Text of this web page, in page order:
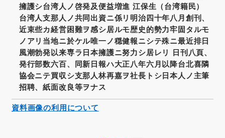
擁護シ台湾人ノ啓発及便益増進 江保生（台湾籍民）
台湾人支那人ノ共同出資ニ係リ明治四十年八月創刊、
近束些カ経営困難ヲ感シ居ルモ歴史的勢力牢固タルモ
ノアリ当地ニ於ケル唯一ノ穏健報ニシテ殊ニ最近排日
風潮勃発以来専ラ日本擁護ニ努力シ居レリ 日刊八頁、
発行部数六百、同新日報ハ大正八年六月以降台北喜隣
協会ニテ買収シ支那人林再嘉ヲ社長トシ日本人ノ主筆
招聘、紙面改良等ヲナス
資料画像の利用について